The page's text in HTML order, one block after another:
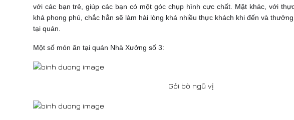
với các bạn trẻ, giúp các bạn có một góc chụp hình cực chất. Mặt khác, với
khá phong phú, chắc hẳn sẽ làm hài lòng khá nhiều thực khách khi đến và
tại quán.
Một số món ăn tại quán Nhà Xưởng số 3:
Gỏi bò ngũ vị